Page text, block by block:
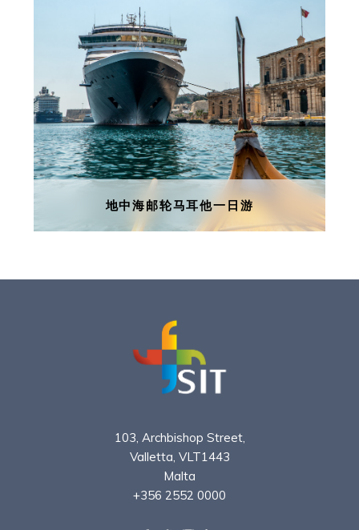
游体验！跟着我们一起预约您喜爱的
旅游活动。清澈蔚蓝的海水环绕着马
耳他的岛屿，是理想的水肺潜水地
点。珊瑚礁、洞穴和沉船残骸让每一
次潜水都充满乐趣。作為深度旅遊企
业，我们乐意按不同團体或私人要
求，度身订做有趣和富特色的旅遊体
验。
了解更多
地中海邮轮马耳他一日游
地中海邮轮马耳他一日游
想来一个说就在走的地中海邮轮线路
马耳他一日游行程。
103, Archbishop Street,
Valletta, VLT1443
Malta
+356 2552 0000